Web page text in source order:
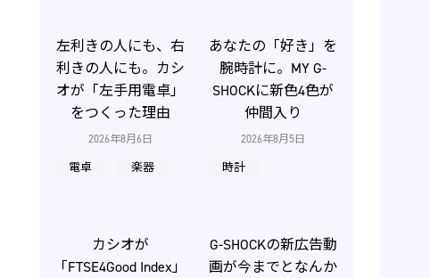
2026年8月6日
電卓 楽器
左利きの人にも、右
利きの人にも。カシ
オが「左手用電卓」
をつくった理由
2026年8月5日
時計
あなたの「好き」を
腕時計に。MY G-
SHOCKに新色4色が
仲間入り
カシオが
「FTSE4Good Index」
G-SHOCKの新広告動
画が今までとなんか